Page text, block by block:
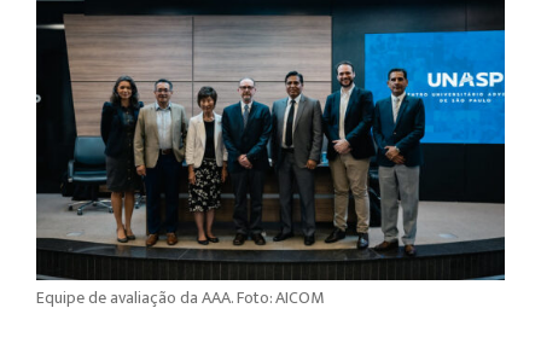
Equipe de avaliação da AAA. Foto: AICOM